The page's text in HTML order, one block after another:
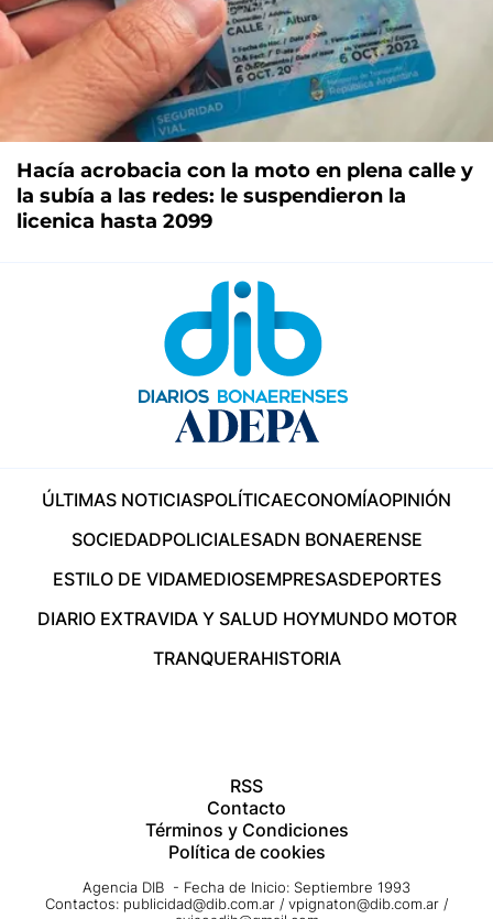
Hacía acrobacia con la moto en plena calle y
la subía a las redes: le suspendieron la
licenica hasta 2099
ÚLTIMAS NOTICIASPOLÍTICAECONOMÍAOPINIÓN
SOCIEDADPOLICIALESADN BONAERENSE
ESTILO DE VIDAMEDIOSEMPRESASDEPORTES
DIARIO EXTRAVIDA Y SALUD HOYMUNDO MOTOR
TRANQUERAHISTORIA
RSS
Contacto
Términos y Condiciones
Política de cookies
Agencia DIB - Fecha de Inicio: Septiembre 1993
Contactos: publicidad@dib.com.ar / vpignaton@dib.com.ar /